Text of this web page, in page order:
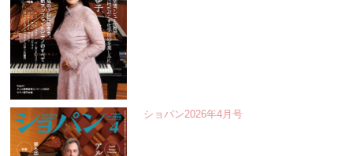
ショパン2026年4月号